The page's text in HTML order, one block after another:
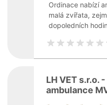
Ordinace nabízí
malá zvířata,
dopoledních
LH VET s.r.o.
ambulance